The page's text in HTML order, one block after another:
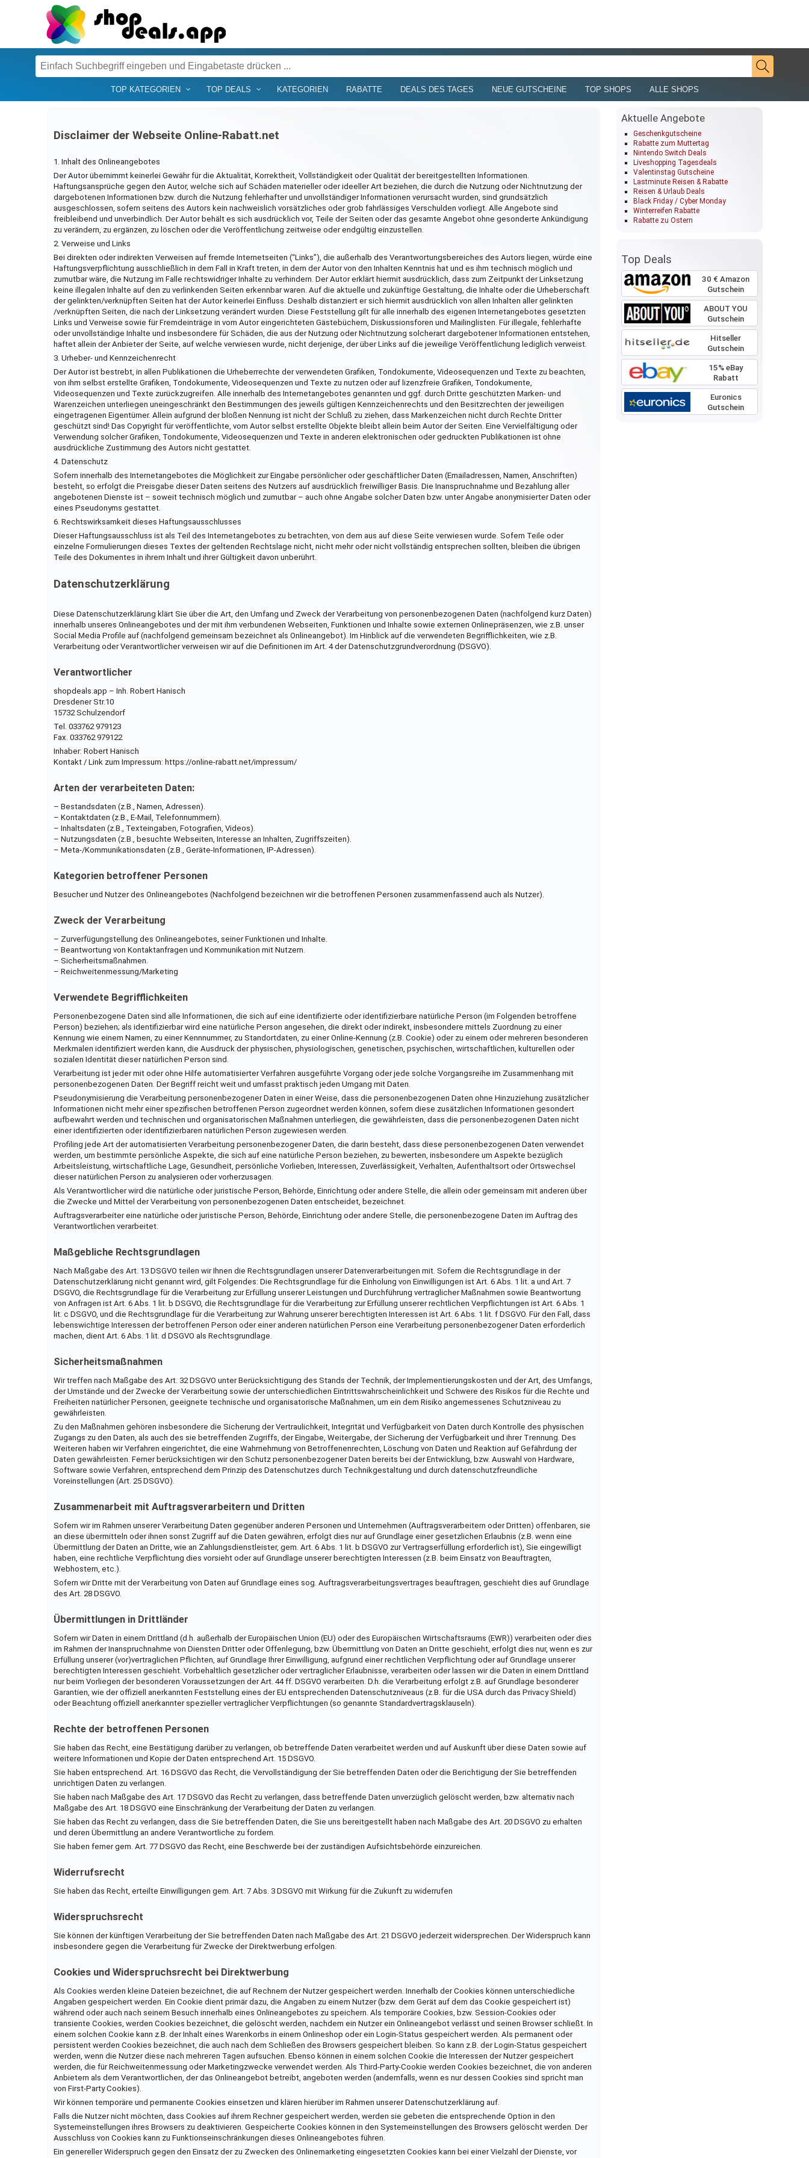
TOP KATEGORIEN TOP DEALS KATEGORIEN RABATTE DEALS DES TAGES NEUE GUTSCHEINE TOP SHOPS ALLE SHOPS
Disclaimer der Webseite Online-Rabatt.net
1. Inhalt des Onlineangebotes
Der Autor übernimmt keinerlei Gewähr für die Aktualität, Korrektheit, Vollständigkeit oder Qualität der bereitgestellten Informationen.
Haftungsansprüche gegen den Autor, welche sich auf Schäden materieller oder ideeller Art beziehen, die durch die Nutzung oder Nichtnutzung der
dargebotenen Informationen bzw. durch die Nutzung fehlerhafter und unvollständiger Informationen verursacht wurden, sind grundsätzlich
ausgeschlossen, sofern seitens des Autors kein nachweislich vorsätzliches oder grob fahrlässiges Verschulden vorliegt. Alle Angebote sind
freibleibend und unverbindlich. Der Autor behält es sich ausdrücklich vor, Teile der Seiten oder das gesamte Angebot ohne gesonderte Ankündigung
zu verändern, zu ergänzen, zu löschen oder die Veröffentlichung zeitweise oder endgültig einzustellen.
2. Verweise und Links
Bei direkten oder indirekten Verweisen auf fremde Internetseiten (“Links”), die außerhalb des Verantwortungsbereiches des Autors liegen, würde eine
Haftungsverpflichtung ausschließlich in dem Fall in Kraft treten, in dem der Autor von den Inhalten Kenntnis hat und es ihm technisch möglich und
zumutbar wäre, die Nutzung im Falle rechtswidriger Inhalte zu verhindern. Der Autor erklärt hiermit ausdrücklich, dass zum Zeitpunkt der Linksetzung
keine illegalen Inhalte auf den zu verlinkenden Seiten erkennbar waren. Auf die aktuelle und zukünftige Gestaltung, die Inhalte oder die Urheberschaft
der gelinkten/verknüpften Seiten hat der Autor keinerlei Einfluss. Deshalb distanziert er sich hiermit ausdrücklich von allen Inhalten aller gelinkten
/verknüpften Seiten, die nach der Linksetzung verändert wurden. Diese Feststellung gilt für alle innerhalb des eigenen Internetangebotes gesetzten
Links und Verweise sowie für Fremdeinträge in vom Autor eingerichteten Gästebüchern, Diskussionsforen und Mailinglisten. Für illegale, fehlerhafte
oder unvollständige Inhalte und insbesondere für Schäden, die aus der Nutzung oder Nichtnutzung solcherart dargebotener Informationen entstehen,
haftet allein der Anbieter der Seite, auf welche verwiesen wurde, nicht derjenige, der über Links auf die jeweilige Veröffentlichung lediglich verweist.
3. Urheber- und Kennzeichenrecht
Der Autor ist bestrebt, in allen Publikationen die Urheberrechte der verwendeten Grafiken, Tondokumente, Videosequenzen und Texte zu beachten,
von ihm selbst erstellte Grafiken, Tondokumente, Videosequenzen und Texte zu nutzen oder auf lizenzfreie Grafiken, Tondokumente,
Videosequenzen und Texte zurückzugreifen. Alle innerhalb des Internetangebotes genannten und ggf. durch Dritte geschützten Marken- und
Warenzeichen unterliegen uneingeschränkt den Bestimmungen des jeweils gültigen Kennzeichenrechts und den Besitzrechten der jeweiligen
eingetragenen Eigentümer. Allein aufgrund der bloßen Nennung ist nicht der Schluß zu ziehen, dass Markenzeichen nicht durch Rechte Dritter
geschützt sind! Das Copyright für veröffentlichte, vom Autor selbst erstellte Objekte bleibt allein beim Autor der Seiten. Eine Vervielfältigung oder
Verwendung solcher Grafiken, Tondokumente, Videosequenzen und Texte in anderen elektronischen oder gedruckten Publikationen ist ohne
ausdrückliche Zustimmung des Autors nicht gestattet.
4. Datenschutz
Sofern innerhalb des Internetangebotes die Möglichkeit zur Eingabe persönlicher oder geschäftlicher Daten (Emailadressen, Namen, Anschriften)
besteht, so erfolgt die Preisgabe dieser Daten seitens des Nutzers auf ausdrücklich freiwilliger Basis. Die Inanspruchnahme und Bezahlung aller
angebotenen Dienste ist – soweit technisch möglich und zumutbar – auch ohne Angabe solcher Daten bzw. unter Angabe anonymisierter Daten oder
eines Pseudonyms gestattet.
6. Rechtswirksamkeit dieses Haftungsausschlusses
Dieser Haftungsausschluss ist als Teil des Internetangebotes zu betrachten, von dem aus auf diese Seite verwiesen wurde. Sofern Teile oder
einzelne Formulierungen dieses Textes der geltenden Rechtslage nicht, nicht mehr oder nicht vollständig entsprechen sollten, bleiben die übrigen
Teile des Dokumentes in ihrem Inhalt und ihrer Gültigkeit davon unberührt.
Datenschutzerklärung
Diese Datenschutzerklärung klärt Sie über die Art, den Umfang und Zweck der Verarbeitung von personenbezogenen Daten (nachfolgend kurz Daten)
innerhalb unseres Onlineangebotes und der mit ihm verbundenen Webseiten, Funktionen und Inhalte sowie externen Onlinepräsenzen, wie z.B. unser
Social Media Profile auf (nachfolgend gemeinsam bezeichnet als Onlineangebot). Im Hinblick auf die verwendeten Begrifflichkeiten, wie z.B.
Verarbeitung oder Verantwortlicher verweisen wir auf die Definitionen im Art. 4 der Datenschutzgrundverordnung (DSGVO).
Verantwortlicher
shopdeals.app – Inh. Robert Hanisch
Dresdener Str.10
15732 Schulzendorf
Tel. 033762 979123
Fax. 033762 979122
Inhaber: Robert Hanisch
Kontakt / Link zum Impressum: https://online-rabatt.net/impressum/
Arten der verarbeiteten Daten:
– Bestandsdaten (z.B., Namen, Adressen).
– Kontaktdaten (z.B., E-Mail, Telefonnummern).
– Inhaltsdaten (z.B., Texteingaben, Fotografien, Videos).
– Nutzungsdaten (z.B., besuchte Webseiten, Interesse an Inhalten, Zugriffszeiten).
– Meta-/Kommunikationsdaten (z.B., Geräte-Informationen, IP-Adressen).
Kategorien betroffener Personen
Besucher und Nutzer des Onlineangebotes (Nachfolgend bezeichnen wir die betroffenen Personen zusammenfassend auch als Nutzer).
Zweck der Verarbeitung
– Zurverfügungstellung des Onlineangebotes, seiner Funktionen und Inhalte.
– Beantwortung von Kontaktanfragen und Kommunikation mit Nutzern.
– Sicherheitsmaßnahmen.
– Reichweitenmessung/Marketing
Verwendete Begrifflichkeiten
Personenbezogene Daten sind alle Informationen, die sich auf eine identifizierte oder identifizierbare natürliche Person (im Folgenden betroffene
Person) beziehen; als identifizierbar wird eine natürliche Person angesehen, die direkt oder indirekt, insbesondere mittels Zuordnung zu einer
Kennung wie einem Namen, zu einer Kennnummer, zu Standortdaten, zu einer Online-Kennung (z.B. Cookie) oder zu einem oder mehreren besonderen
Merkmalen identifiziert werden kann, die Ausdruck der physischen, physiologischen, genetischen, psychischen, wirtschaftlichen, kulturellen oder
sozialen Identität dieser natürlichen Person sind.
Verarbeitung ist jeder mit oder ohne Hilfe automatisierter Verfahren ausgeführte Vorgang oder jede solche Vorgangsreihe im Zusammenhang mit
personenbezogenen Daten. Der Begriff reicht weit und umfasst praktisch jeden Umgang mit Daten.
Pseudonymisierung die Verarbeitung personenbezogener Daten in einer Weise, dass die personenbezogenen Daten ohne Hinzuziehung zusätzlicher
Informationen nicht mehr einer spezifischen betroffenen Person zugeordnet werden können, sofern diese zusätzlichen Informationen gesondert
aufbewahrt werden und technischen und organisatorischen Maßnahmen unterliegen, die gewährleisten, dass die personenbezogenen Daten nicht
einer identifizierten oder identifizierbaren natürlichen Person zugewiesen werden.
Profiling jede Art der automatisierten Verarbeitung personenbezogener Daten, die darin besteht, dass diese personenbezogenen Daten verwendet
werden, um bestimmte persönliche Aspekte, die sich auf eine natürliche Person beziehen, zu bewerten, insbesondere um Aspekte bezüglich
Arbeitsleistung, wirtschaftliche Lage, Gesundheit, persönliche Vorlieben, Interessen, Zuverlässigkeit, Verhalten, Aufenthaltsort oder Ortswechsel
dieser natürlichen Person zu analysieren oder vorherzusagen.
Als Verantwortlicher wird die natürliche oder juristische Person, Behörde, Einrichtung oder andere Stelle, die allein oder gemeinsam mit anderen über
die Zwecke und Mittel der Verarbeitung von personenbezogenen Daten entscheidet, bezeichnet.
Auftragsverarbeiter eine natürliche oder juristische Person, Behörde, Einrichtung oder andere Stelle, die personenbezogene Daten im Auftrag des
Verantwortlichen verarbeitet.
Maßgebliche Rechtsgrundlagen
Nach Maßgabe des Art. 13 DSGVO teilen wir Ihnen die Rechtsgrundlagen unserer Datenverarbeitungen mit. Sofern die Rechtsgrundlage in der
Datenschutzerklärung nicht genannt wird, gilt Folgendes: Die Rechtsgrundlage für die Einholung von Einwilligungen ist Art. 6 Abs. 1 lit. a und Art. 7
DSGVO, die Rechtsgrundlage für die Verarbeitung zur Erfüllung unserer Leistungen und Durchführung vertraglicher Maßnahmen sowie Beantwortung
von Anfragen ist Art. 6 Abs. 1 lit. b DSGVO, die Rechtsgrundlage für die Verarbeitung zur Erfüllung unserer rechtlichen Verpflichtungen ist Art. 6 Abs. 1
lit. c DSGVO, und die Rechtsgrundlage für die Verarbeitung zur Wahrung unserer berechtigten Interessen ist Art. 6 Abs. 1 lit. f DSGVO. Für den Fall, dass
lebenswichtige Interessen der betroffenen Person oder einer anderen natürlichen Person eine Verarbeitung personenbezogener Daten erforderlich
machen, dient Art. 6 Abs. 1 lit. d DSGVO als Rechtsgrundlage.
Sicherheitsmaßnahmen
Wir treffen nach Maßgabe des Art. 32 DSGVO unter Berücksichtigung des Stands der Technik, der Implementierungskosten und der Art, des Umfangs,
der Umstände und der Zwecke der Verarbeitung sowie der unterschiedlichen Eintrittswahrscheinlichkeit und Schwere des Risikos für die Rechte und
Freiheiten natürlicher Personen, geeignete technische und organisatorische Maßnahmen, um ein dem Risiko angemessenes Schutzniveau zu
gewährleisten.
Zu den Maßnahmen gehören insbesondere die Sicherung der Vertraulichkeit, Integrität und Verfügbarkeit von Daten durch Kontrolle des physischen
Zugangs zu den Daten, als auch des sie betreffenden Zugriffs, der Eingabe, Weitergabe, der Sicherung der Verfügbarkeit und ihrer Trennung. Des
Weiteren haben wir Verfahren eingerichtet, die eine Wahrnehmung von Betroffenenrechten, Löschung von Daten und Reaktion auf Gefährdung der
Daten gewährleisten. Ferner berücksichtigen wir den Schutz personenbezogener Daten bereits bei der Entwicklung, bzw. Auswahl von Hardware,
Software sowie Verfahren, entsprechend dem Prinzip des Datenschutzes durch Technikgestaltung und durch datenschutzfreundliche
Voreinstellungen (Art. 25 DSGVO).
Zusammenarbeit mit Auftragsverarbeitern und Dritten
Sofern wir im Rahmen unserer Verarbeitung Daten gegenüber anderen Personen und Unternehmen (Auftragsverarbeitern oder Dritten) offenbaren, sie
an diese übermitteln oder ihnen sonst Zugriff auf die Daten gewähren, erfolgt dies nur auf Grundlage einer gesetzlichen Erlaubnis (z.B. wenn eine
Übermittlung der Daten an Dritte, wie an Zahlungsdienstleister, gem. Art. 6 Abs. 1 lit. b DSGVO zur Vertragserfüllung erforderlich ist), Sie eingewilligt
haben, eine rechtliche Verpflichtung dies vorsieht oder auf Grundlage unserer berechtigten Interessen (z.B. beim Einsatz von Beauftragten,
Webhostern, etc.).
Sofern wir Dritte mit der Verarbeitung von Daten auf Grundlage eines sog. Auftragsverarbeitungsvertrages beauftragen, geschieht dies auf Grundlage
des Art. 28 DSGVO.
Übermittlungen in Drittländer
Sofern wir Daten in einem Drittland (d.h. außerhalb der Europäischen Union (EU) oder des Europäischen Wirtschaftsraums (EWR)) verarbeiten oder dies
im Rahmen der Inanspruchnahme von Diensten Dritter oder Offenlegung, bzw. Übermittlung von Daten an Dritte geschieht, erfolgt dies nur, wenn es zur
Erfüllung unserer (vor)vertraglichen Pflichten, auf Grundlage Ihrer Einwilligung, aufgrund einer rechtlichen Verpflichtung oder auf Grundlage unserer
berechtigten Interessen geschieht. Vorbehaltlich gesetzlicher oder vertraglicher Erlaubnisse, verarbeiten oder lassen wir die Daten in einem Drittland
nur beim Vorliegen der besonderen Voraussetzungen der Art. 44 ff. DSGVO verarbeiten. D.h. die Verarbeitung erfolgt z.B. auf Grundlage besonderer
Garantien, wie der offiziell anerkannten Feststellung eines der EU entsprechenden Datenschutzniveaus (z.B. für die USA durch das Privacy Shield)
oder Beachtung offiziell anerkannter spezieller vertraglicher Verpflichtungen (so genannte Standardvertragsklauseln).
Rechte der betroffenen Personen
Sie haben das Recht, eine Bestätigung darüber zu verlangen, ob betreffende Daten verarbeitet werden und auf Auskunft über diese Daten sowie auf
weitere Informationen und Kopie der Daten entsprechend Art. 15 DSGVO.
Sie haben entsprechend. Art. 16 DSGVO das Recht, die Vervollständigung der Sie betreffenden Daten oder die Berichtigung der Sie betreffenden
unrichtigen Daten zu verlangen.
Sie haben nach Maßgabe des Art. 17 DSGVO das Recht zu verlangen, dass betreffende Daten unverzüglich gelöscht werden, bzw. alternativ nach
Maßgabe des Art. 18 DSGVO eine Einschränkung der Verarbeitung der Daten zu verlangen.
Sie haben das Recht zu verlangen, dass die Sie betreffenden Daten, die Sie uns bereitgestellt haben nach Maßgabe des Art. 20 DSGVO zu erhalten
und deren Übermittlung an andere Verantwortliche zu fordern.
Sie haben ferner gem. Art. 77 DSGVO das Recht, eine Beschwerde bei der zuständigen Aufsichtsbehörde einzureichen.
Widerrufsrecht
Sie haben das Recht, erteilte Einwilligungen gem. Art. 7 Abs. 3 DSGVO mit Wirkung für die Zukunft zu widerrufen
Widerspruchsrecht
Sie können der künftigen Verarbeitung der Sie betreffenden Daten nach Maßgabe des Art. 21 DSGVO jederzeit widersprechen. Der Widerspruch kann
insbesondere gegen die Verarbeitung für Zwecke der Direktwerbung erfolgen.
Cookies und Widerspruchsrecht bei Direktwerbung
Als Cookies werden kleine Dateien bezeichnet, die auf Rechnern der Nutzer gespeichert werden. Innerhalb der Cookies können unterschiedliche
Angaben gespeichert werden. Ein Cookie dient primär dazu, die Angaben zu einem Nutzer (bzw. dem Gerät auf dem das Cookie gespeichert ist)
während oder auch nach seinem Besuch innerhalb eines Onlineangebotes zu speichern. Als temporäre Cookies, bzw. Session-Cookies oder
transiente Cookies, werden Cookies bezeichnet, die gelöscht werden, nachdem ein Nutzer ein Onlineangebot verlässt und seinen Browser schließt. In
einem solchen Cookie kann z.B. der Inhalt eines Warenkorbs in einem Onlineshop oder ein Login-Status gespeichert werden. Als permanent oder
persistent werden Cookies bezeichnet, die auch nach dem Schließen des Browsers gespeichert bleiben. So kann z.B. der Login-Status gespeichert
werden, wenn die Nutzer diese nach mehreren Tagen aufsuchen. Ebenso können in einem solchen Cookie die Interessen der Nutzer gespeichert
werden, die für Reichweitenmessung oder Marketingzwecke verwendet werden. Als Third-Party-Cookie werden Cookies bezeichnet, die von anderen
Anbietern als dem Verantwortlichen, der das Onlineangebot betreibt, angeboten werden (andernfalls, wenn es nur dessen Cookies sind spricht man
von First-Party Cookies).
Wir können temporäre und permanente Cookies einsetzen und klären hierüber im Rahmen unserer Datenschutzerklärung auf.
Falls die Nutzer nicht möchten, dass Cookies auf ihrem Rechner gespeichert werden, werden sie gebeten die entsprechende Option in den
Systemeinstellungen ihres Browsers zu deaktivieren. Gespeicherte Cookies können in den Systemeinstellungen des Browsers gelöscht werden. Der
Ausschluss von Cookies kann zu Funktionseinschränkungen dieses Onlineangebotes führen.
Ein genereller Widerspruch gegen den Einsatz der zu Zwecken des Onlinemarketing eingesetzten Cookies kann bei einer Vielzahl der Dienste, vor
Aktuelle Angebote
Geschenkgutscheine
Rabatte zum Muttertag
Nintendo Switch Deals
Liveshopping Tagesdeals
Valentinstag Gutscheine
Lastminute Reisen & Rabatte
Reisen & Urlaub Deals
Black Friday / Cyber Monday
Winterreifen Rabatte
Rabatte zu Ostern
Top Deals
30 € Amazon
Gutschein
ABOUT YOU
Gutschein
Hitseller
Gutschein
15% eBay
Rabatt
Euronics
Gutschein